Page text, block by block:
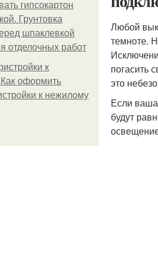
гипсокартон
Грунтовка
шпаклевкой
отделочных работ
к
оформить
к нежилому
Любой
темноте.
погасить
это
Если
будут